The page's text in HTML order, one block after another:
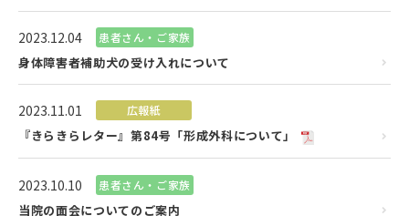
2023.12.04 患者さん・ご家族
身体障害者補助犬の受け入れについて
2023.11.01 広報紙
『きらきらレター』第84号「形成外科について」
2023.10.10 患者さん・ご家族
当院の面会についてのご案内